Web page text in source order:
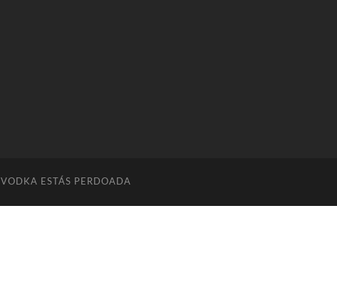
VODKA ESTÁS PERDOADA